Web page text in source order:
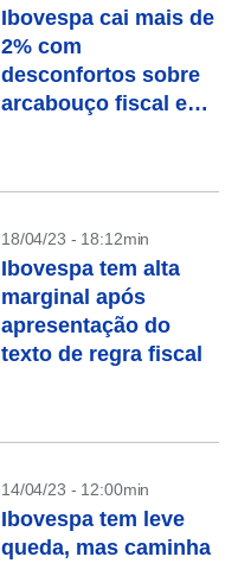
Ibovespa cai mais de
2% com
desconfortos sobre
arcabouço fiscal e
18/04/23 - 18:12min
Ibovespa tem alta
marginal após
apresentação do
texto de regra fiscal
14/04/23 - 12:00min
Ibovespa tem leve
queda, mas caminha